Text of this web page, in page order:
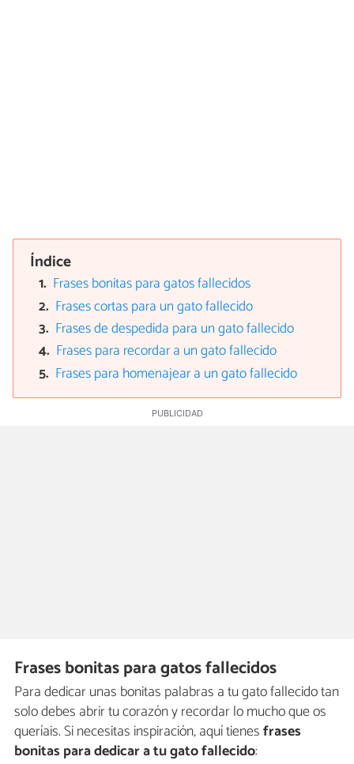
Índice
Frases bonitas para gatos fallecidos
Frases cortas para un gato fallecido
Frases de despedida para un gato fallecido
Frases para recordar a un gato fallecido
Frases para homenajear a un gato fallecido
Frases bonitas para gatos fallecidos
Para dedicar unas bonitas palabras a tu gato fallecido tan
solo debes abrir tu corazón y recordar lo mucho que os
queríais. Si necesitas inspiración, aquí tienesfrases
bonitas para dedicar a tu gato fallecido: